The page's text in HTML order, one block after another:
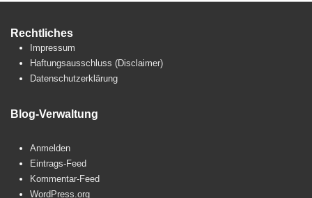
Rechtliches
Impressum
Haftungsausschluss (Disclaimer)
Datenschutzerklärung
Blog-Verwaltung
Anmelden
Eintrags-Feed
Kommentar-Feed
WordPress.org